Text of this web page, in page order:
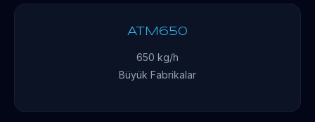
ATM650
650 kg/h
Büyük Fabrikalar